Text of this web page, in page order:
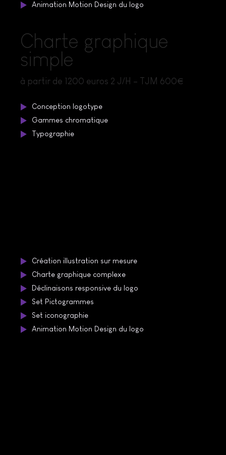
Charte graphique
simple
à partir de 1200 euros 2 J/H – TJM 600€
Conception logotype
Gammes chromatique
Typographie
Animation Motion Design du logo
Création illustration sur mesure
Charte graphique complexe
Déclinaisons responsive du logo
Set Pictogrammes
Set iconographie
Animation Motion Design du logo